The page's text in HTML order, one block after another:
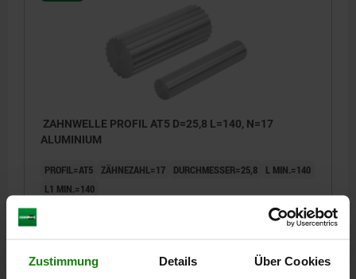
Zustimmung Details Über Cookies
ZAHNWELLE PROFIL AT5 D=25,8 L=140, N=17
ALUMINIUM
PROFIL=AT5 ZÄHNEZAHL=17 DURCHMESSER=25,8
L MIN.=140
L1 MIN.=140
zzgl. MwSt.
DETAILS